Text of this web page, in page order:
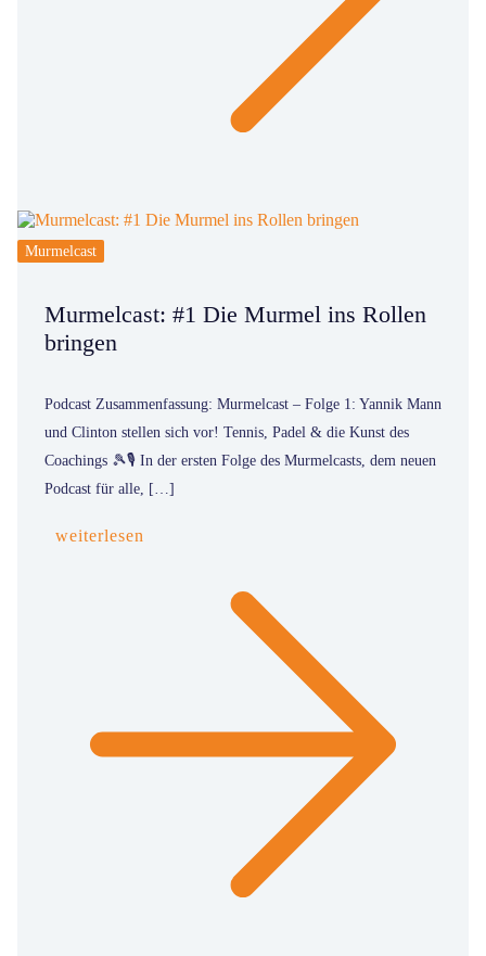
Murmelcast
Murmelcast: #1 Die Murmel ins Rollen
bringen
Podcast Zusammenfassung: Murmelcast – Folge 1: Yannik Mann
und Clinton stellen sich vor! Tennis, Padel & die Kunst des
Coachings 🎾🎙️ In der ersten Folge des Murmelcasts, dem neuen
Podcast für alle, […]
weiterlesen